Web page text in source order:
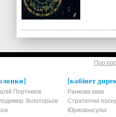
Про
Портніков
Золоторьов
кабінет
Ранкова кава
Стратегічні
Юрисконсульт